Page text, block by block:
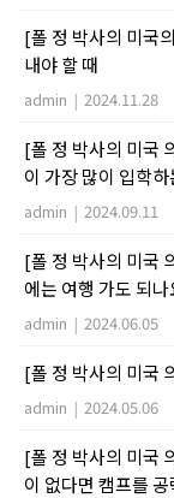
[폴 정 박사의 미국
내야 할 때
admin | 2024.11.28
[폴 정 박사의 미국
이 가장 많이 입학
admin | 2024.09.11
[폴 정 박사의 미국
에는 여행 가도 되나
admin | 2024.06.05
[폴 정 박사의 미국
admin | 2024.05.06
[폴 정 박사의 미국
이 없다면 캠프를